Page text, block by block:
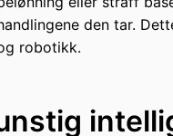
den tar.
robotikk.